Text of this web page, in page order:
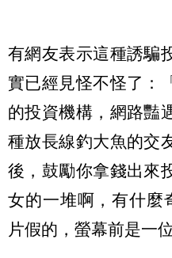
有網友表示這種誘騙
實已經見怪不怪了：
的投資機構，網路豔
種放長線釣大魚的交
後，鼓勵你拿錢出來
女的一堆啊，有什麼
片假的，螢幕前是一